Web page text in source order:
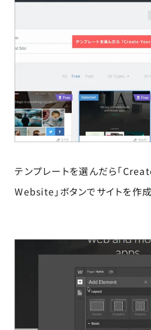
テンプレートを選んだら「
Website」ボタンでサイトを作成